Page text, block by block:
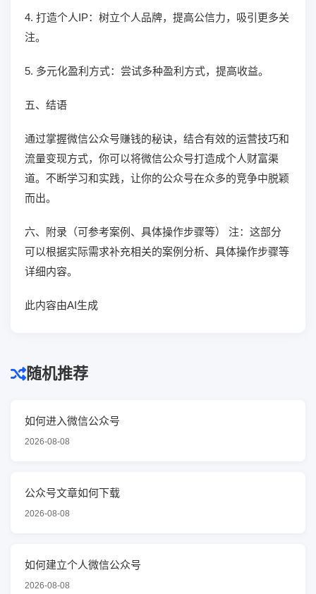
4. 打造个人IP：树立个人品牌，提高公信力，吸引更多关
注。
5. 多元化盈利方式：尝试多种盈利方式，提高收益。
五、结语
通过掌握微信公众号赚钱的秘诀，结合有效的运营技巧和
流量变现方式，你可以将微信公众号打造成个人财富渠
道。不断学习和实践，让你的公众号在众多的竞争中脱颖
而出。
六、附录（可参考案例、具体操作步骤等） 注：这部分
可以根据实际需求补充相关的案例分析、具体操作步骤等
详细内容。
此内容由AI生成
随机推荐
如何进入微信公众号
2026-08-08
公众号文章如何下载
2026-08-08
如何建立个人微信公众号
2026-08-08